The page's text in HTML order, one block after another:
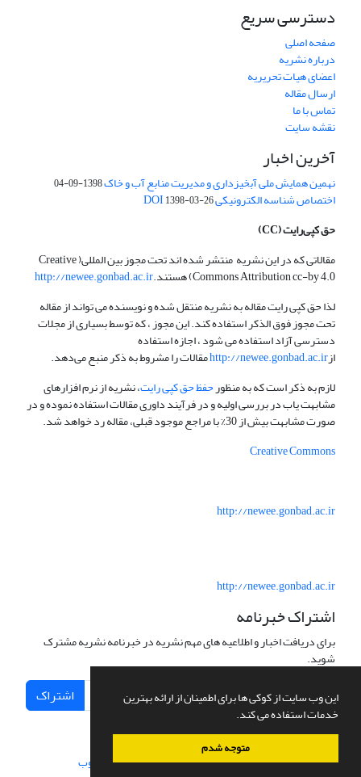
این وب سایت از کوکی ها برای اطمینان از ارائه بهترین
خدمات استفاده می کند.
متوجه شدم
دسترسی سریع
صفحه اصلی
درباره نشریه
اعضای هیات تحریریه
ارسال مقاله
تماس با ما
نقشه سایت
آخرین اخبار
نهمین همایش ملی آبخیزداری و مدیریت منابع آب و خاک1398-09-04
اختصاص شناسه الکترونیکی DOI1398-03-26
حق کپی‌رایت(CC)
مقالاتی که در این نشریه منتشر شده اند تحت مجوز بین المللی( Creative
Commons Attribution cc-by 4.0) هستند.
http://newee.gonbad.ac.ir
لذا حق کپی رایت مقاله به نشریه منتقل شده و نویسنده می تواند از مقاله
تحت مجوز فوق الذکر استفاده کند. این مجوز ، که توسط بسیاری از مجلات
دسترسی آزاد استفاده می شود ، اجازه استفاده
ازhttp://newee.gonbad.ac.irمقالات را مشروط به ذکر منبع می‌دهد.
لازم به ذکر است که به منظورحفظ حق کپی رایت، نشریه از نرم افزارهای
مشابهت یاب در بررسی اولیه و در فرآیند داوری مقالات استفاده نموده و در
صورت مشابهت بیش از 30% با مراجع موجود قبلی، مقاله رد خواهد شد.
Creative Commons
http://newee.gonbad.ac.ir
http://newee.gonbad.ac.ir
اشتراک خبرنامه
برای دریافت اخبار و اطلاعیه های مهم نشریه در خبرنامه نشریه مشترک
شوید.
اشتراک
سامانه مدیریت نشریات علمی.طراحی و پیاده سازی از سیناوب